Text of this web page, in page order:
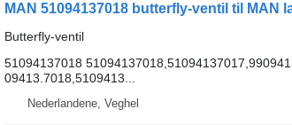
MAN 51094137018 butterfly-ventil til MAN
Butterfly-ventil
51094137018
09413.7018,5109413...
Nederlandene, Veghel